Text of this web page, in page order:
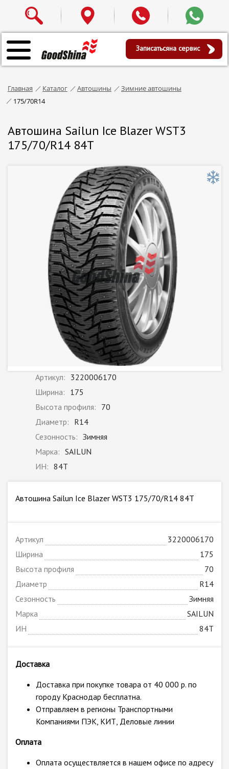
Записатьсяна сервис
Главная Каталог Автошины
Зимние автошины
175/70R14
Автошина Sailun Ice Blazer WST3
175/70/R14 84T
Артикул: 3220006170
Ширина: 175
Высота профиля: 70
Диаметр: R14
Сезонность: Зимняя
Марка: SAILUN
ИН: 84T
Автошина Sailun Ice Blazer WST3 175/70/R14 84T
Артикул
3220006170
Ширина
175
Высота профиля
70
Диаметр
R14
Сезонность
Зимняя
Марка
SAILUN
ИН
84T
Доставка
Доставка при покупке товара от 40 000 р. по
городу Краснодар бесплатна.
Отправляем в регионы Транспортными
Компаниями ПЭК, КИТ, Деловые линии
Оплата
Оплата осуществляется в нашем офисе по адресу